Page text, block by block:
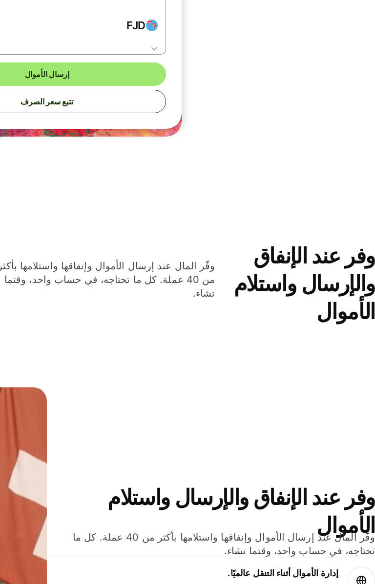
FJD
إرسال الأموال
تتبع سعر الصرف
وفر عند الإنفاق
والإرسال واستلام
الأموال
وفّر المال عند إرسال الأموال وإنفاقها واستلامها بأكثر
من 40 عملة. كل ما تحتاجه، في حساب واحد، وقتما
تشاء.
وفر عند الإنفاق والإرسال واستلام
الأموال
وفّر المال عند إرسال الأموال وإنفاقها واستلامها بأكثر من 40 عملة. كل ما
تحتاجه، في حساب واحد، وقتما تشاء.
إدارة الأموال أثناء التنقل عالميًا.